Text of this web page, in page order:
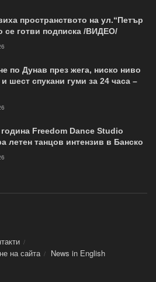
пространството на ул.“Петър
се готви подписка /ВИДЕО/
по Дунав през жега, ниско ниво
шест спукани гуми за 24 часа –
Freedom Dance Studio
летен танцов интензив в Банско
на сайта
News in Еnglish